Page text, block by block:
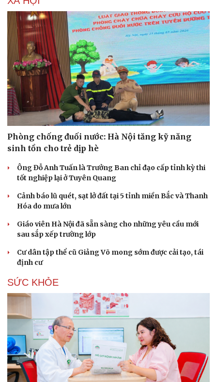
Phòng chống đuối nước: Hà Nội tăng kỹ năng
sinh tồn cho trẻ dịp hè
Ông Đỗ Anh Tuấn là Trưởng Ban chỉ đạo cấp tỉnh kỳ thi
tốt nghiệp lại ở Tuyên Quang
Cảnh báo lũ quét, sạt lở đất tại 5 tỉnh miền Bắc và Thanh
Hóa do mưa lớn
Giáo viên Hà Nội đã sẵn sàng cho những yêu cầu mới
sau sắp xếp trường lớp
Cư dân tập thể cũ Giảng Võ mong sớm được cải tạo, tái
định cư
SỨC KHỎE